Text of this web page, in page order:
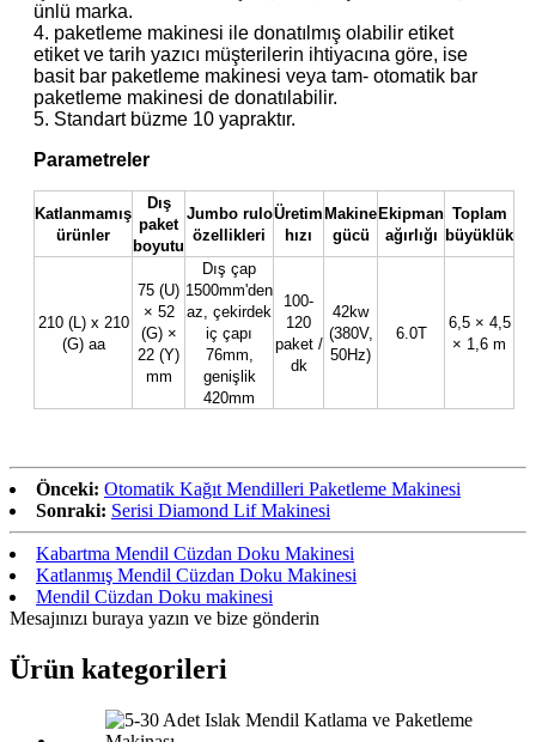
ünlü marka.
4. paketleme makinesi ile donatılmış olabilir etiket
etiket ve tarih yazıcı müşterilerin ihtiyacına göre, ise
basit bar paketleme makinesi veya tam- otomatik bar
paketleme makinesi de donatılabilir.
5. Standart büzme 10 yapraktır.
Parametreler
Katlanmamış
ürünler
Dış
paket
boyutu
Jumbo rulo
özellikleri
Üretim
hızı
Makine
gücü
Ekipman
ağırlığı
Toplam
büyüklük
210 (L) x 210
(G) aa
75 (U)
× 52
(G) ×
22 (Y)
mm
Dış çap
1500mm'den
az, çekirdek
iç çapı
76mm,
genişlik
420mm
100-
120
paket /
dk
42kw
(380V,
50Hz)
6.0T
6,5 × 4,5
× 1,6 m
Önceki: Otomatik Kağıt Mendilleri Paketleme Makinesi
Sonraki: Serisi Diamond Lif Makinesi
Kabartma Mendil Cüzdan Doku Makinesi
Katlanmış Mendil Cüzdan Doku Makinesi
Mendil Cüzdan Doku makinesi
Mesajınızı buraya yazın ve bize gönderin
Ürün kategorileri